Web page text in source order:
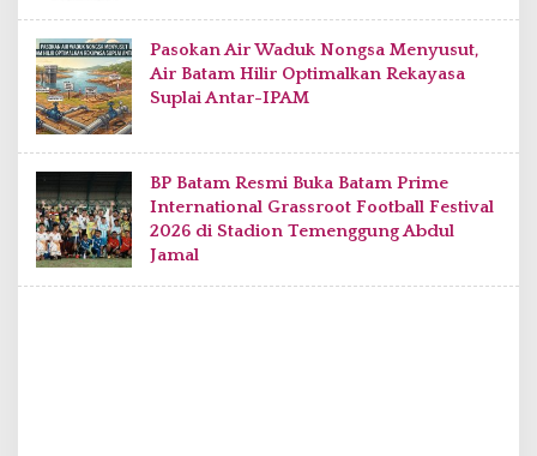
Pasokan Air Waduk Nongsa Menyusut,
Air Batam Hilir Optimalkan Rekayasa
Suplai Antar-IPAM
BP Batam Resmi Buka Batam Prime
International Grassroot Football Festival
2026 di Stadion Temenggung Abdul
Jamal